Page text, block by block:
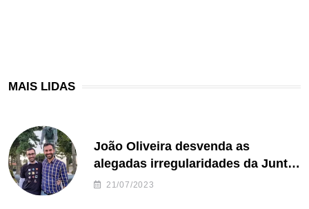
MAIS LIDAS
João Oliveira desvenda as
alegadas irregularidades da Junta
de Freguesia S. João de Ver
21/07/2023